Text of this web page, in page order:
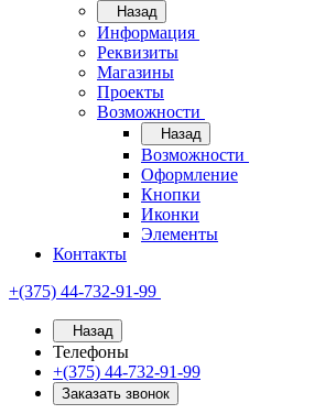
Назад
Информация
Реквизиты
Магазины
Проекты
Возможности
Назад
Возможности
Оформление
Кнопки
Иконки
Элементы
Контакты
+(375) 44-732-91-99
Назад
Телефоны
+(375) 44-732-91-99
Заказать звонок